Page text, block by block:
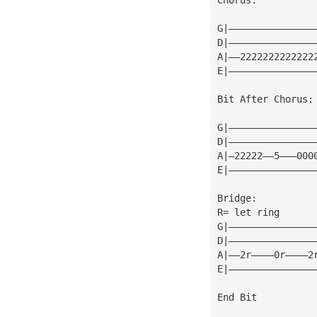
Bit After Chorus:
Bridge:
R= let ring
End Bit